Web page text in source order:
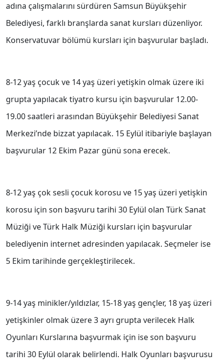
adına çalışmalarını sürdüren Samsun Büyükşehir
Belediyesi, farklı branşlarda sanat kursları düzenliyor.
Konservatuvar bölümü kursları için başvurular başladı.
8-12 yaş çocuk ve 14 yaş üzeri yetişkin olmak üzere iki
grupta yapılacak tiyatro kursu için başvurular 12.00-
19.00 saatleri arasından Büyükşehir Belediyesi Sanat
Merkezi’nde bizzat yapılacak. 15 Eylül itibariyle başlayan
başvurular 12 Ekim Pazar günü sona erecek.
8-12 yaş çok sesli çocuk korosu ve 15 yaş üzeri yetişkin
korosu için son başvuru tarihi 30 Eylül olan Türk Sanat
Müziği ve Türk Halk Müziği kursları için başvurular
belediyenin internet adresinden yapılacak. Seçmeler ise
5 Ekim tarihinde gerçekleştirilecek.
9-14 yaş minikler/yıldızlar, 15-18 yaş gençler, 18 yaş üzeri
yetişkinler olmak üzere 3 ayrı grupta verilecek Halk
Oyunları Kurslarına başvurmak için ise son başvuru
tarihi 30 Eylül olarak belirlendi. Halk Oyunları başvurusu